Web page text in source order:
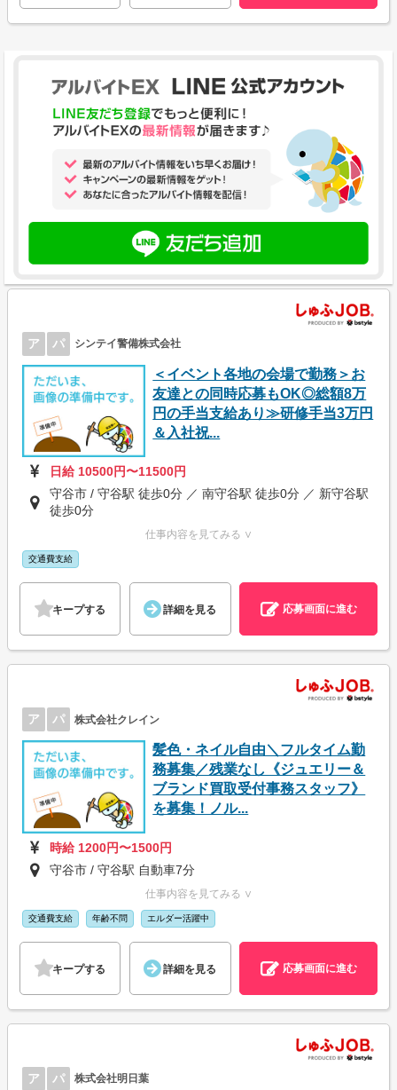
ア パ シンテイ警備株式会社
＜イベント各地の会場で勤務＞お
友達との同時応募もOK◎総額8万
円の手当支給あり≫研修手当3万円
＆入社祝...
日給 10500円〜11500円
守谷市 / 守谷駅 徒歩0分 ／ 南守谷駅 徒歩0分 ／ 新守谷駅
徒歩0分
仕事内容を見てみる ∨
交通費支給
キープする 詳細を見る 応募画面に進む
ア パ 株式会社クレイン
髪色・ネイル自由＼フルタイム勤
務募集／残業なし《ジュエリー＆
ブランド買取受付事務スタッフ》
を募集！ノル...
時給 1200円〜1500円
守谷市 / 守谷駅 自動車7分
仕事内容を見てみる ∨
交通費支給 年齢不問 エルダー活躍中
キープする 詳細を見る 応募画面に進む
ア パ 株式会社明日葉